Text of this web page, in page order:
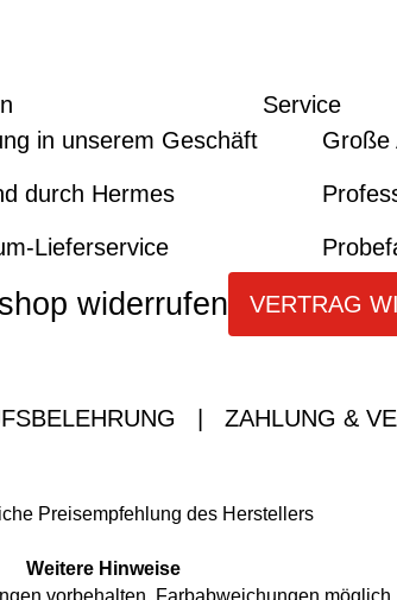
in unserem Geschäft
durch Hermes
Lieferservice
Service
Große
widerrufen VERTRAG
ZAHLUNG &
Preisempfehlung des Herstellers
Weitere Hinweise